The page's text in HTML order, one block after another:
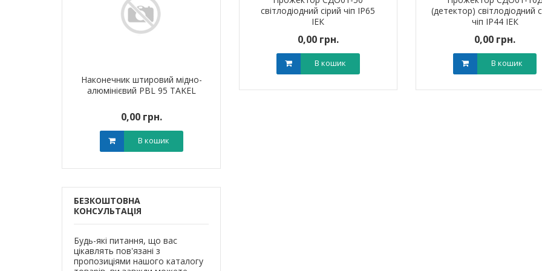
Наконечник штировий мідно-
алюмінієвий PBL 95 TAKEL
0,00 грн.
В кошик
WPET-12 LEE
алюмінієвий PBL 70 TAKEL
БЕЗКОШТОВНА
КОНСУЛЬТАЦІЯ
Будь-які питання, що вас
цікавлять пов'язані з
пропозиціями нашого каталогу
світлодіодний сірий чіп IP65
ІЕК
0,00 грн.
В кошик
(детектор) світлодіодний
чіп IP44 ІЕК
0,00 грн.
В кошик